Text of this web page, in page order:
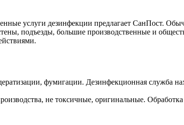
услуги дезинфекции предлагает СанПост.
подъезды, большие производственные и
фумигации. Дезинфекционная служба
не токсичные, оригинальные.